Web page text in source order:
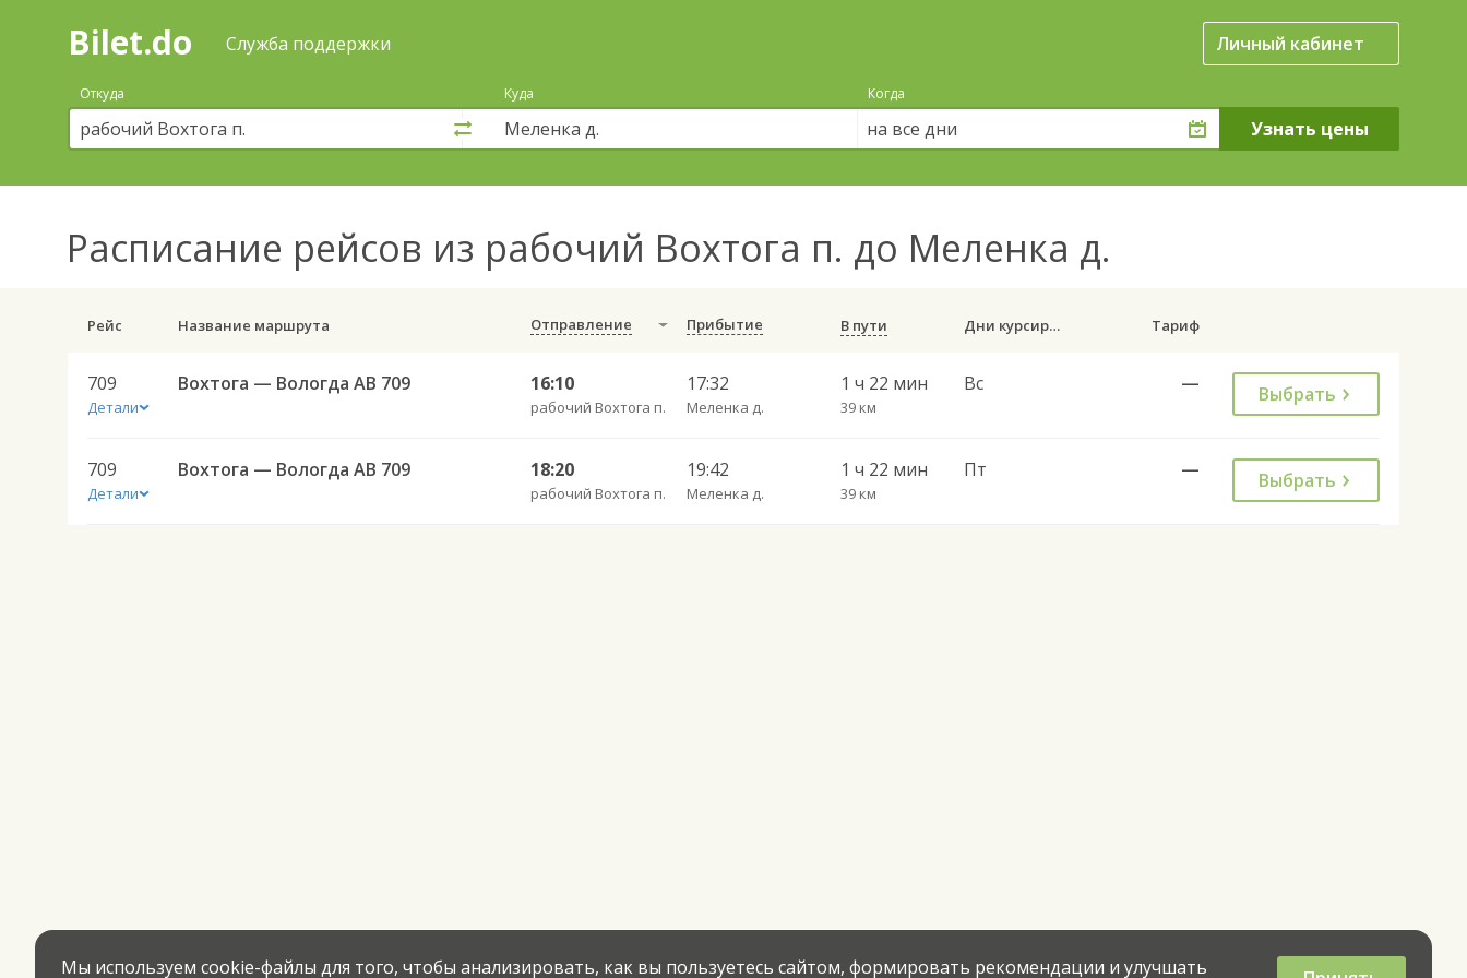
Поиск
покупка
билетов
автобус
онлайн
Bilet.do Служба поддержки Личный кабинет
Откуда Куда Когда
на все дни
Расписание рейсов из рабочий Вохтога п. до Меленка д.
Рейс Название маршрута Отправление Прибытие В пути Дни курсирования Тариф
709
Детали
Вохтога — Вологда АВ 709 16:10
рабочий Вохтога п.
17:32
Меленка д.
1 ч 22 мин
39 км
Вс — Выбрать
709
Детали
Вохтога — Вологда АВ 709 18:20
рабочий Вохтога п.
19:42
Меленка д.
1 ч 22 мин
39 км
Пт — Выбрать
Мы используем cookie-файлы для того, чтобы анализировать, как вы пользуетесь сайтом, формировать рекомендации и улучшать